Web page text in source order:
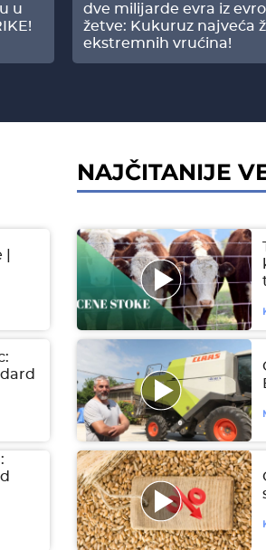
u
dve milijarde evra iz
žetve: Kukuruz najveća
ekstremnih vrućina!
NAJČITANIJE